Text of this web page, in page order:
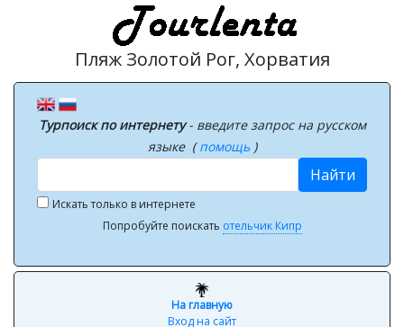
Пляж Золотой Рог, Хорватия
Турпоиск по интернету- введите запрос на русском
языке (помощь )
Найти
Искать только в интернете
Попробуйте поискать отельчик Кипр
На главную
Вход на сайт